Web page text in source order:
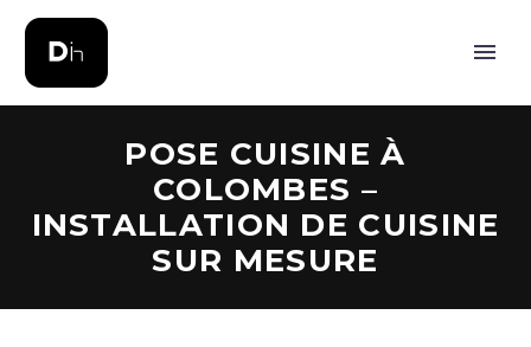
POSE CUISINE À
COLOMBES –
INSTALLATION DE CUISINE
SUR MESURE